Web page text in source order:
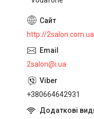
http://2salon.com.ua
2salon@i.ua
+380664642931